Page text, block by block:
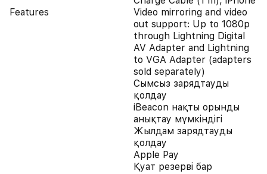
Features
Video mirroring and video
out support: Up to 1080p
through Lightning Digital
AV Adapter and Lightning
to VGA Adapter (adapters
sold separately)
Сымсыз зарядтауды
қолдау
iBeacon нақты орынды
анықтау мүмкіндігі
Жылдам зарядтауды
қолдау
Apple Pay
Қуат резерві бар